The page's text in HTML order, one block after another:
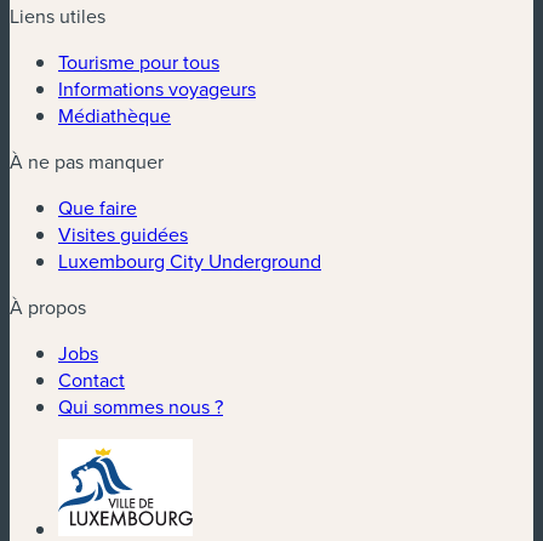
Liens utiles
Tourisme pour tous
Informations voyageurs
Médiathèque
À ne pas manquer
Que faire
Visites guidées
Luxembourg City Underground
À propos
Jobs
Contact
Qui sommes nous ?